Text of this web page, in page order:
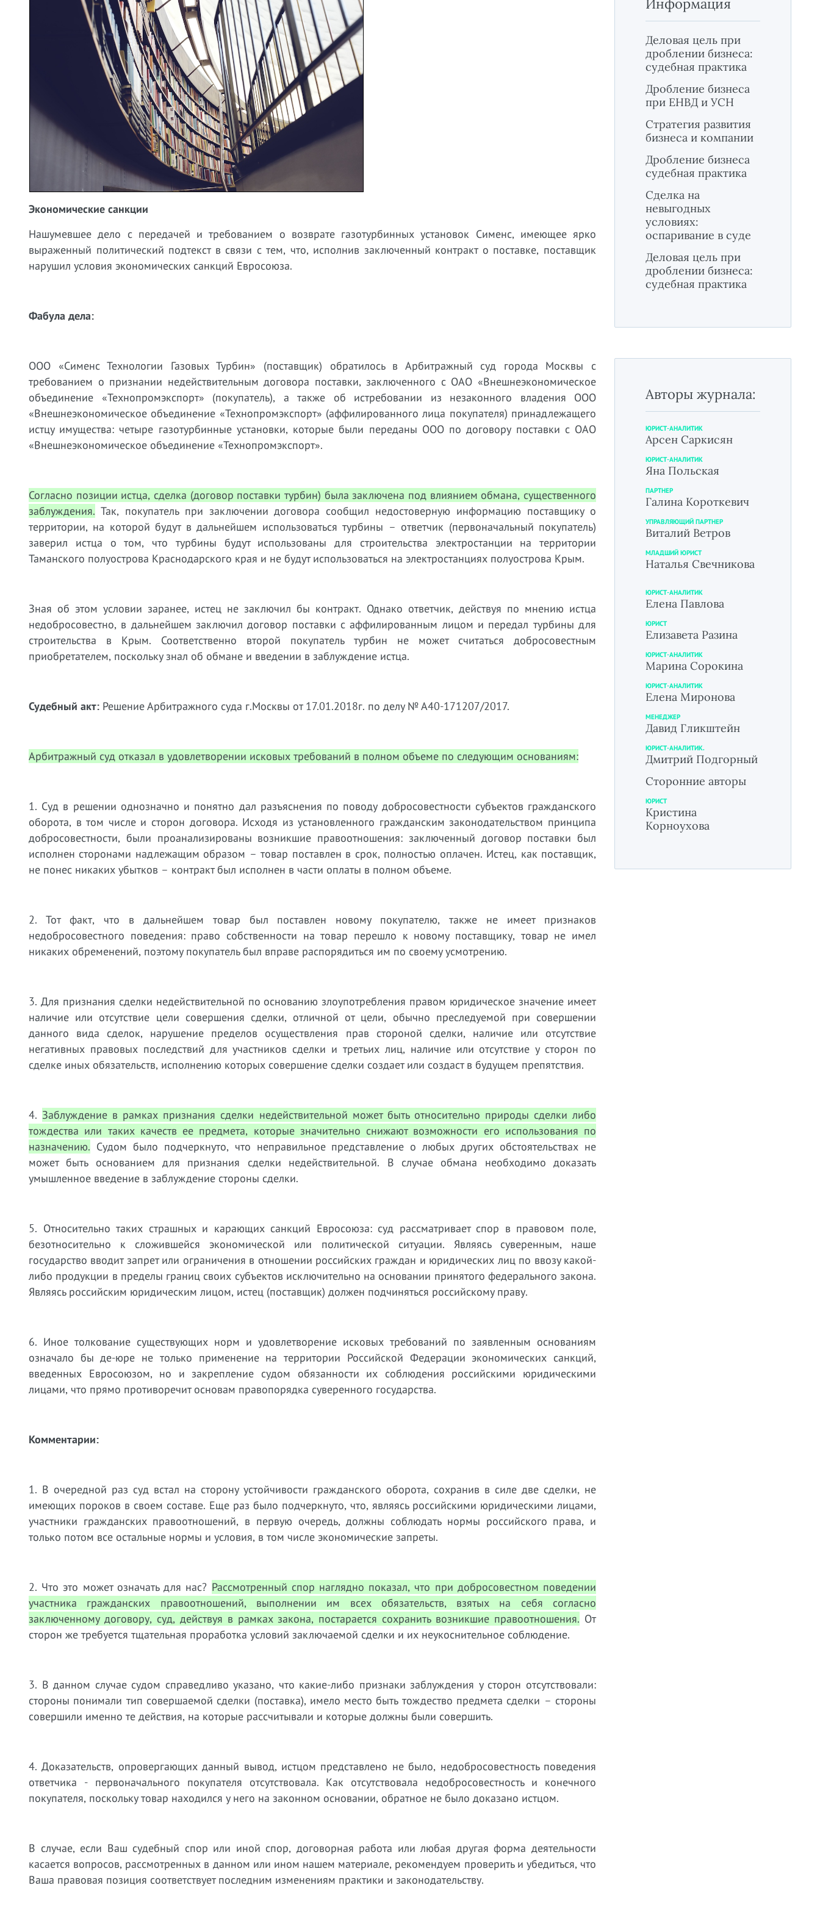
Экономические санкции
Нашумевшее дело с передачей и требованием о возврате газотурбинных установок Сименс, имеющее ярко
выраженный политический подтекст в связи с тем, что, исполнив заключенный контракт о поставке, поставщик
нарушил условия экономических санкций Евросоюза.
Фабула дела:
ООО «Сименс Технологии Газовых Турбин» (поставщик) обратилось в Арбитражный суд города Москвы с
требованием о признании недействительным договора поставки, заключенного с ОАО «Внешнеэкономическое
объединение «Технопромэкспорт» (покупатель), а также об истребовании из незаконного владения ООО
«Внешнеэкономическое объединение «Технопромэкспорт» (аффилированного лица покупателя) принадлежащего
истцу имущества: четыре газотурбинные установки, которые были переданы ООО по договору поставки с ОАО
«Внешнеэкономическое объединение «Технопромэкспорт».
Согласно позиции истца, сделка (договор поставки турбин) была заключена под влиянием обмана, существенного
заблуждения. Так, покупатель при заключении договора сообщил недостоверную информацию поставщику о
территории, на которой будут в дальнейшем использоваться турбины – ответчик (первоначальный покупатель)
заверил истца о том, что турбины будут использованы для строительства электростанции на территории
Таманского полуострова Краснодарского края и не будут использоваться на электростанциях полуострова Крым.
Зная об этом условии заранее, истец не заключил бы контракт. Однако ответчик, действуя по мнению истца
недобросовестно, в дальнейшем заключил договор поставки с аффилированным лицом и передал турбины для
строительства в Крым. Соответственно второй покупатель турбин не может считаться добросовестным
приобретателем, поскольку знал об обмане и введении в заблуждение истца.
Судебный акт: Решение Арбитражного суда г.Москвы от 17.01.2018г. по делу № А40-171207/2017.
Арбитражный суд отказал в удовлетворении исковых требований в полном объеме по следующим основаниям:
1. Суд в решении однозначно и понятно дал разъяснения по поводу добросовестности субъектов гражданского
оборота, в том числе и сторон договора. Исходя из установленного гражданским законодательством принципа
добросовестности, были проанализированы возникшие правоотношения: заключенный договор поставки был
исполнен сторонами надлежащим образом – товар поставлен в срок, полностью оплачен. Истец, как поставщик,
не понес никаких убытков – контракт был исполнен в части оплаты в полном объеме.
2. Тот факт, что в дальнейшем товар был поставлен новому покупателю, также не имеет признаков
недобросовестного поведения: право собственности на товар перешло к новому поставщику, товар не имел
никаких обременений, поэтому покупатель был вправе распорядиться им по своему усмотрению.
3. Для признания сделки недействительной по основанию злоупотребления правом юридическое значение имеет
наличие или отсутствие цели совершения сделки, отличной от цели, обычно преследуемой при совершении
данного вида сделок, нарушение пределов осуществления прав стороной сделки, наличие или отсутствие
негативных правовых последствий для участников сделки и третьих лиц, наличие или отсутствие у сторон по
сделке иных обязательств, исполнению которых совершение сделки создает или создаст в будущем препятствия.
4. Заблуждение в рамках признания сделки недействительной может быть относительно природы сделки либо
тождества или таких качеств ее предмета, которые значительно снижают возможности его использования по
назначению. Судом было подчеркнуто, что неправильное представление о любых других обстоятельствах не
может быть основанием для признания сделки недействительной. В случае обмана необходимо доказать
умышленное введение в заблуждение стороны сделки.
5. Относительно таких страшных и карающих санкций Евросоюза: суд рассматривает спор в правовом поле,
безотносительно к сложившейся экономической или политической ситуации. Являясь суверенным, наше
государство вводит запрет или ограничения в отношении российских граждан и юридических лиц по ввозу какой-
либо продукции в пределы границ своих субъектов исключительно на основании принятого федерального закона.
Являясь российским юридическим лицом, истец (поставщик) должен подчиняться российскому праву.
6. Иное толкование существующих норм и удовлетворение исковых требований по заявленным основаниям
означало бы де-юре не только применение на территории Российской Федерации экономических санкций,
введенных Евросоюзом, но и закрепление судом обязанности их соблюдения российскими юридическими
лицами, что прямо противоречит основам правопорядка суверенного государства.
Комментарии:
1. В очередной раз суд встал на сторону устойчивости гражданского оборота, сохранив в силе две сделки, не
имеющих пороков в своем составе. Еще раз было подчеркнуто, что, являясь российскими юридическими лицами,
участники гражданских правоотношений, в первую очередь, должны соблюдать нормы российского права, и
только потом все остальные нормы и условия, в том числе экономические запреты.
2. Что это может означать для нас? Рассмотренный спор наглядно показал, что при добросовестном поведении
участника гражданских правоотношений, выполнении им всех обязательств, взятых на себя согласно
заключенному договору, суд, действуя в рамках закона, постарается сохранить возникшие правоотношения. От
сторон же требуется тщательная проработка условий заключаемой сделки и их неукоснительное соблюдение.
3. В данном случае судом справедливо указано, что какие-либо признаки заблуждения у сторон отсутствовали:
стороны понимали тип совершаемой сделки (поставка), имело место быть тождество предмета сделки – стороны
совершили именно те действия, на которые рассчитывали и которые должны были совершить.
4. Доказательств, опровергающих данный вывод, истцом представлено не было, недобросовестность поведения
ответчика - первоначального покупателя отсутствовала. Как отсутствовала недобросовестность и конечного
покупателя, поскольку товар находился у него на законном основании, обратное не было доказано истцом.
В случае, если Ваш судебный спор или иной спор, договорная работа или любая другая форма деятельности
касается вопросов, рассмотренных в данном или ином нашем материале, рекомендуем проверить и убедиться, что
Ваша правовая позиция соответствует последним изменениям практики и законодательству.
Информация
Деловая цель при
дроблении бизнеса:
судебная практика
Дробление бизнеса
при ЕНВД и УСН
Стратегия развития
бизнеса и компании
Дробление бизнеса
судебная практика
Сделка на
невыгодных
условиях:
оспаривание в суде
Деловая цель при
дроблении бизнеса:
судебная практика
Авторы журнала:
ЮРИСТ-АНАЛИТИК
Арсен Саркисян
ЮРИСТ-АНАЛИТИК
Яна Польская
ПАРТНЕР
Галина Короткевич
УПРАВЛЯЮЩИЙ ПАРТНЕР
Виталий Ветров
МЛАДШИЙ ЮРИСТ
Наталья Свечникова
ЮРИСТ-АНАЛИТИК
Елена Павлова
ЮРИСТ
Елизавета Разина
ЮРИСТ-АНАЛИТИК
Марина Сорокина
ЮРИСТ-АНАЛИТИК
Елена Миронова
МЕНЕДЖЕР
Давид Гликштейн
ЮРИСТ-АНАЛИТИК.
Дмитрий Подгорный
Сторонние авторы
ЮРИСТ
Кристина
Корноухова